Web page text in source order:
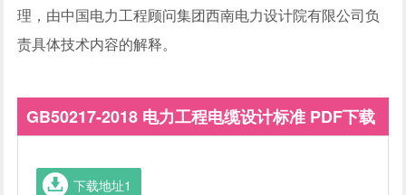
理，由中国电力工程顾问集团西南电力设计院有限公司负
责具体技术内容的解释。
GB50217-2018 电力工程电缆设计标准 PDF下载
下载地址1